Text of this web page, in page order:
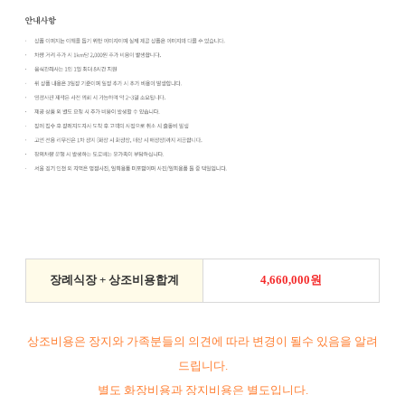
장례식장 + 상조비용합계 4,660,000원
상조비용은 장지와 가족분들의 의견에 따라 변경이 될수 있음을 알려
드립니다.
별도 화장비용과 장지비용은 별도입니다.